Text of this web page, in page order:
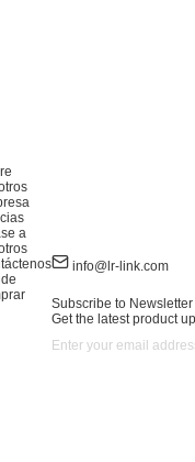
a
info@lr-link.com
Subscribe to Newsletter
Get the latest product